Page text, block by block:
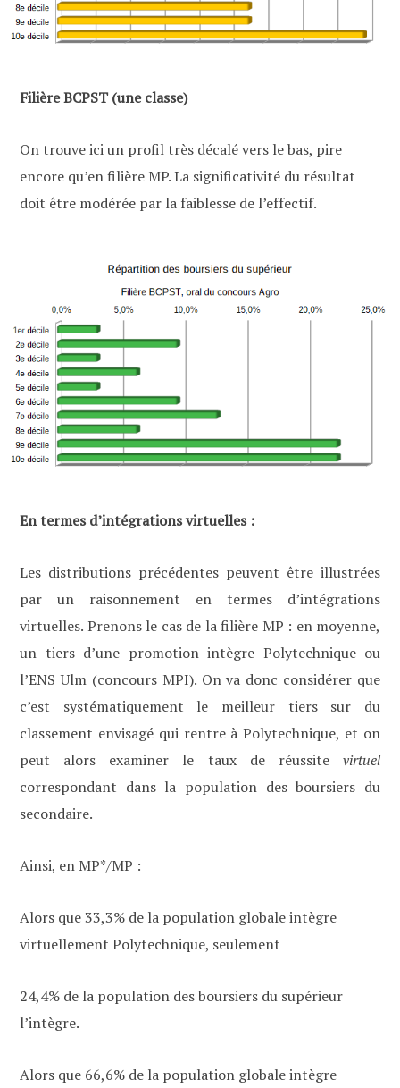
Filière BCPST (une classe)
On trouve ici un profil très décalé vers le bas, pire
encore qu’en filière MP. La significativité du résultat
doit être modérée par la faiblesse de l’effectif.
En termes d’intégrations virtuelles :
Les distributions précédentes peuvent être illustrées
par un raisonnement en termes d’intégrations
virtuelles. Prenons le cas de la filière MP : en moyenne,
un tiers d’une promotion intègre Polytechnique ou
l’ENS Ulm (concours MPI). On va donc considérer que
c’est systématiquement le meilleur tiers sur du
classement envisagé qui rentre à Polytechnique, et on
peut alors examiner le taux de réussite virtuel
correspondant dans la population des boursiers du
secondaire.
Ainsi, en MP*/MP :
Alors que 33,3% de la population globale intègre
virtuellement Polytechnique, seulement
24,4% de la population des boursiers du supérieur
l’intègre.
Alors que 66,6% de la population globale intègre